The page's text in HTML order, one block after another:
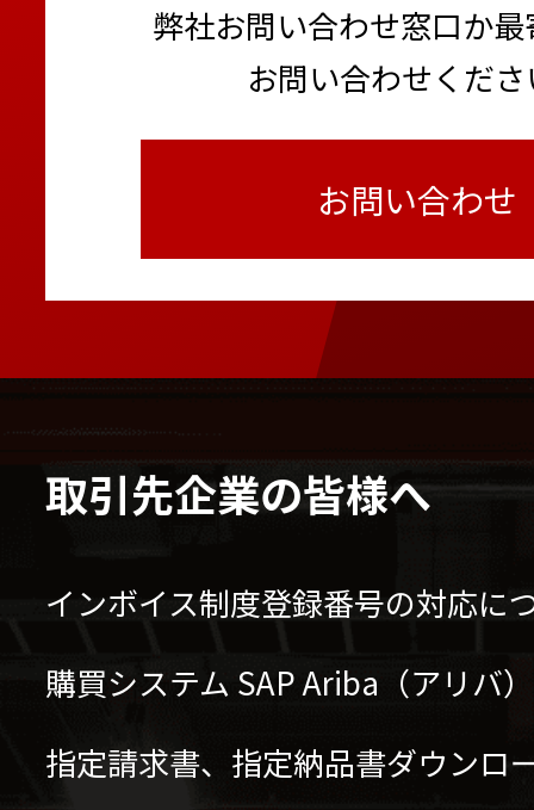
弊社お問い合わせ窓口か
お問い合わせくだ
お問い合わせ
取引先企業の皆様へ
インボイス制度登録番号の対応に
購買システム SAP Ariba（アリバ
指定請求書、指定納品書ダウンロ